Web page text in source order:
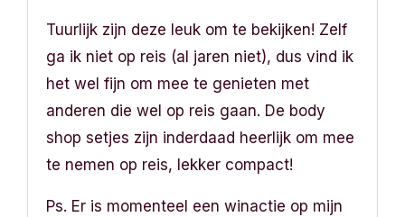
Tuurlijk zijn deze leuk om te bekijken! Zelf
ga ik niet op reis (al jaren niet), dus vind ik
het wel fijn om mee te genieten met
anderen die wel op reis gaan. De body
shop setjes zijn inderdaad heerlijk om mee
te nemen op reis, lekker compact!
Ps. Er is momenteel een winactie op mijn